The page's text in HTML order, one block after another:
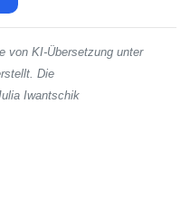
von KI-Übersetzung unter
Die
Iwantschik